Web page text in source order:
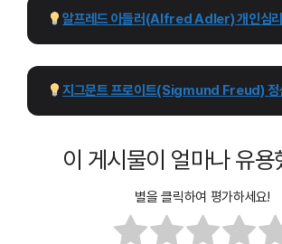
알프레드 아들러(Alfred Adler) 개인심
지그문트 프로이트(Sigmund Freud)
이 게시물이 얼마나 유용
별을 클릭하여 평가하세요!